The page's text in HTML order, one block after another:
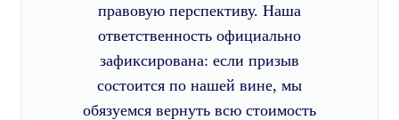
правовую перспективу. Наша
ответственность официально
зафиксирована: если призыв
состоится по нашей вине, мы
обязуемся вернуть всю стоимость